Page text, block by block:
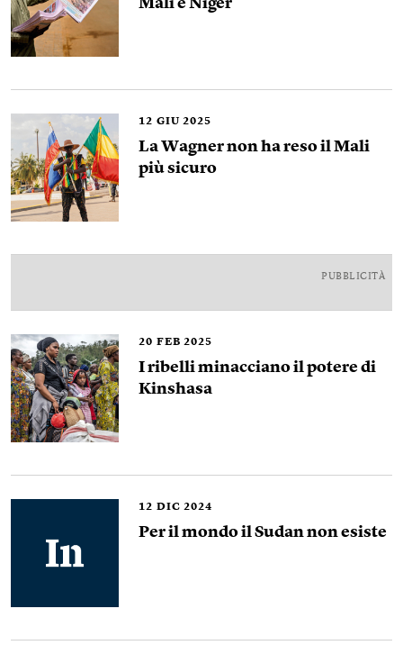
Mali e Niger
12 GIU 2025
La Wagner non ha reso il Mali
più sicuro
PUBBLICITÀ
20 FEB 2025
I ribelli minacciano il potere di
Kinshasa
12 DIC 2024
Per il mondo il Sudan non esiste